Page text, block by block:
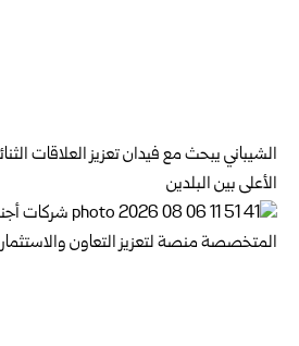
الشيباني يبحث مع فيدان تعزيز العلاقات
الأعلى بين البلدين